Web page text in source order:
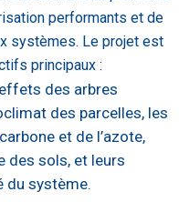
performants et de
systèmes. Le projet est
principaux :
des arbres
des parcelles, les
et de l’azote,
des sols, et leurs
du système.